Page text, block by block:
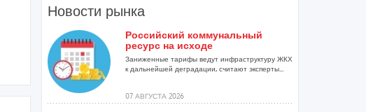
Новости рынка
Российский коммунальный
ресурс на исходе
Заниженные тарифы ведут инфраструктуру ЖКХ
к дальнейшей деградации, считают эксперты...
07 АВГУСТА 2026